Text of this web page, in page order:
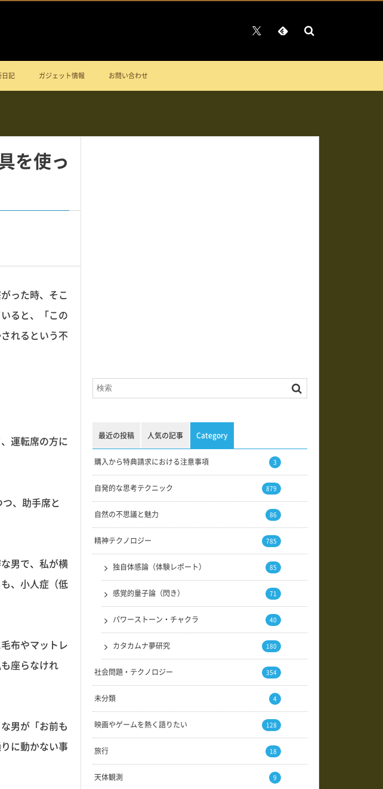
日記 ガジェット情報 お問い合わせ
を使っ
った時、そこ
ると、「この
れるという不
運転席の方に
、助手席と
男で、私が横
、小人症（低
布やマットレ
座らなけれ
男が「お前も
に動かない事
最近の投稿 人気の記事 Category
購入から特典請求における注意事項 3
自発的な思考テクニック 879
自然の不思議と魅力 86
精神テクノロジー 785
独自体感論（体験レポート） 85
感覚的量子論（閃き） 71
パワーストーン・チャクラ 40
カタカムナ夢研究 180
社会問題・テクノロジー 354
未分類 4
映画やゲームを熱く語りたい 128
旅行 18
天体観測 9